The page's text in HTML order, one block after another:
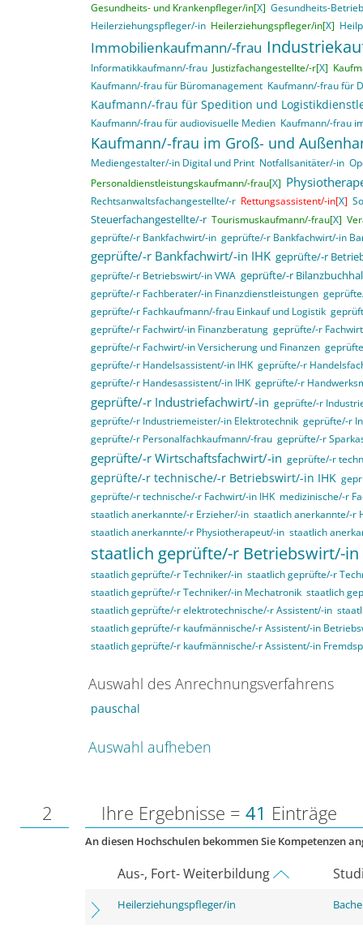
Gesundheits- und Krankenpfleger/in[X] Gesundheits-
Heilerziehungspfleger/-in Heilerziehungspfleger/in[X]
Immobilienkaufmann/-frau
Informatikkaufmann/-frau Justizfachangestellte/-r[X]
Kaufmann/-frau für Büromanagement Kaufmann/-frau für
Kaufmann/-frau für Spedition und
Kaufmann/-frau für audiovisuelle Medien Kaufmann/-frau
Kaufmann/-frau im Groß- und
Mediengestalter/-in Digital und Print Notfallsanitäter/-in
Personaldienstleistungskaufmann/-frau[X]
Rechtsanwaltsfachangestellte/-r Rettungsassistent/-in[X]
Steuerfachangestellte/-r Tourismuskaufmann/-frau[X]
geprüfte/-r Bankfachwirt/-in geprüfte/-r Bankfachwirt/-in
geprüfte/-r Bankfachwirt/-in IHK geprüfte/-r
geprüfte/-r Betriebswirt/-in VWA geprüfte/-r
geprüfte/-r Fachberater/-in Finanzdienstleistungen
geprüfte/-r Fachkaufmann/-frau Einkauf und Logistik
geprüfte/-r Fachwirt/-in Finanzberatung geprüfte/-r
geprüfte/-r Fachwirt/-in Versicherung und Finanzen
geprüfte/-r Handelsassistent/-in IHK geprüfte/-r
geprüfte/-r Handesassistent/-in IHK geprüfte/-r
geprüfte/-r Industriefachwirt/-in geprüfte/-r
geprüfte/-r Industriemeister/-in Elektrotechnik geprüfte/-r
geprüfte/-r Personalfachkaufmann/-frau geprüfte/-r
geprüfte/-r Wirtschaftsfachwirt/-in geprüfte/-r
geprüfte/-r technische/-r Betriebswirt/-in IHK
geprüfte/-r technische/-r Fachwirt/-in IHK medizinische/-r
staatlich anerkannte/-r Erzieher/-in staatlich anerkannte/-r
staatlich anerkannte/-r Physiotherapeut/-in staatlich
staatlich geprüfte/-r Betriebswirt/-in
staatlich geprüfte/-r Techniker/-in staatlich geprüfte/-r
staatlich geprüfte/-r Techniker/-in Mechatronik staatlich
staatlich geprüfte/-r elektrotechnische/-r Assistent/-in
staatlich geprüfte/-r kaufmännische/-r Assistent/-in
staatlich geprüfte/-r kaufmännische/-r Assistent/-in
Auswahl des Anrechnungsverfahrens
pauschal
Auswahl aufheben
2 Ihre Ergebnisse = 41 Einträge
An diesen Hochschulen bekommen Sie Kompetenzen
Aus-, Fort- Weiterbildung
Heilerziehungspfleger/in